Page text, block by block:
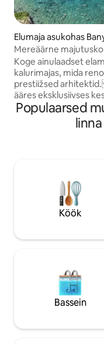
Elumaja asukohas
ar
Mereäärne
viinamarjaistanduse
juurdepääsuga
Koge ainulaadset
kalurimajas, mida
prestiižsed
ääres eksklusiivses
m kaugusel Banyalbufarist.
ookeanivaatega
söögituba, 2
kristallselgetele
ideaalselt
Lisamugavuse
kohapealne parkimine.
Populaarsed
Köök
Bassein